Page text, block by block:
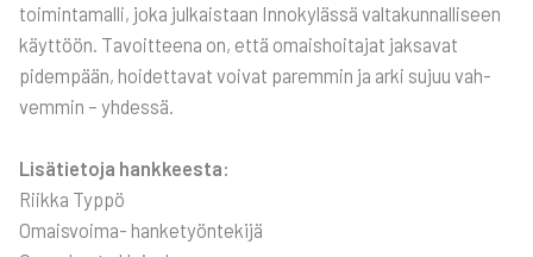
toi­min­ta­mal­li, joka jul­kais­taan Inno­ky­läs­sä val­ta­kun­nal­li­seen
käyt­töön. Tavoit­tee­na on, että omais­hoi­ta­jat jak­sa­vat
pidem­pään, hoi­det­ta­vat voi­vat parem­min ja arki sujuu vah­
vem­min – yhdes­sä.
Lisä­tie­to­ja hank­kees­ta:
Riik­ka Typ­pö
Omais­voi­ma- han­ke­työn­te­ki­jä